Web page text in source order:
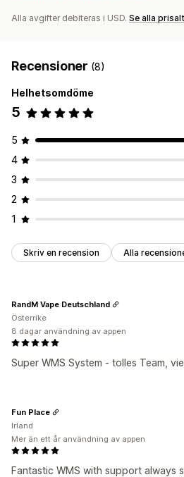
Alla avgifter debiteras i USD. Se alla
Recensioner (8)
Helhetsomdöme
5
5
4
3
2
1
Skriv en recension Alla
Super WMS System - tolles Team,
RandM Vape Deutschland
Österrike
8 dagar användning av appen
Fantastic WMS with support always
Fun Place
Irland
Mer än ett år användning av appen